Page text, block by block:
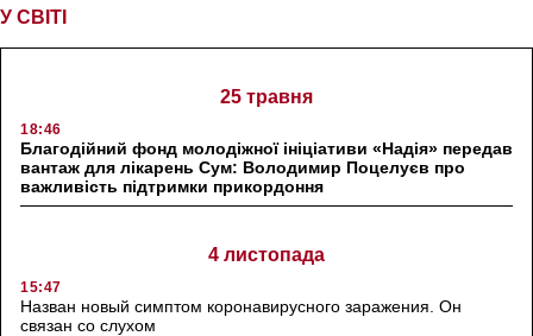
У СВІТІ
25 травня
18:46
Благодійний фонд молодіжної ініціативи «Надія» передав
вантаж для лікарень Сум: Володимир Поцелуєв про
важливість підтримки прикордоння
4 листопада
15:47
Назван новый симптом коронавирусного заражения. Он
связан со слухом